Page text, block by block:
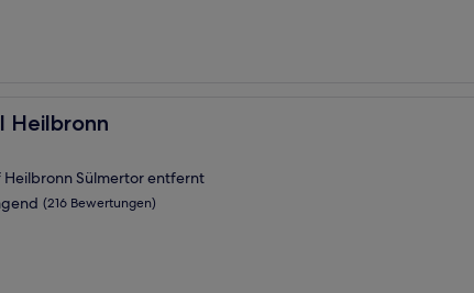
Heilbronn
Heilbronn Sülmertor entfernt
(216 Bewertungen)